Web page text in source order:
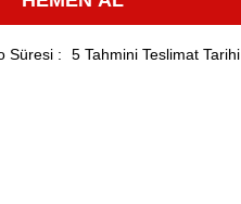
Süresi : 5 Tahmini Teslimat Tarihi